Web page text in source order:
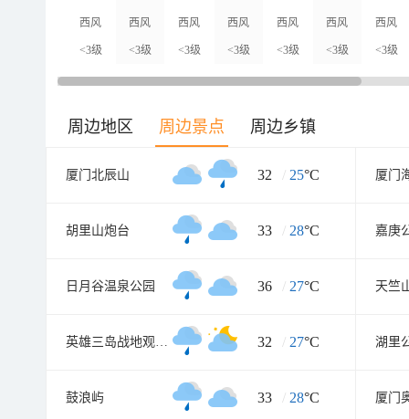
西风
<3级
西风
<3级
西风
<3级
西风
<3级
西风
<3级
西风
<3级
西风
<3级
周边地区 周边景点 周边乡镇
厦门北辰山 32 / 25°C
胡里山炮台 33 / 28°C 嘉庚
日月谷温泉公园 36 / 27°C 天竺
英雄三岛战地观光园 32 / 27°C 湖里
鼓浪屿 33 / 28°C